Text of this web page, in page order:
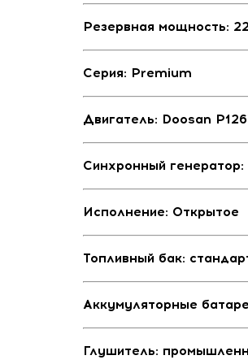
Резервная мощность:
Серия: Premium
Двигатель: Doosan
Синхронный генератор:
Исполнение: Открытое
Топливный бак: с
Аккумуляторные
Глушитель: